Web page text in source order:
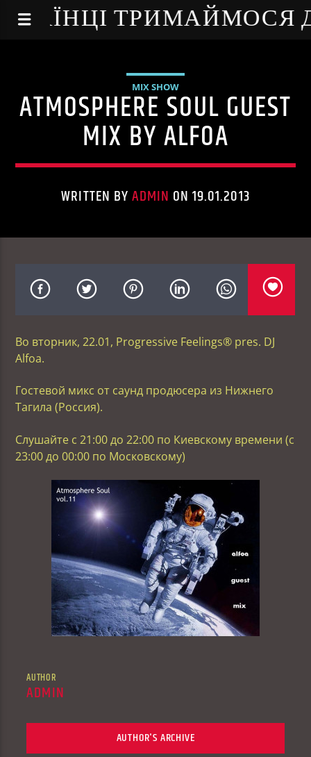
- УКРАЇНЦІ
MIX SHOW
ATMOSPHERE SOUL GUEST
MIX BY ALFOA
WRITTEN BYADMIN ON 19.01.2013
Во вторник, 22.01, Progressive Feelings® pres. DJ
Alfoa.
Гостевой микс от саунд продюсера из Нижнего
Тагила (Россия).
Слушайте с 21:00 до 22:00 по Киевскому времени (с
23:00 до 00:00 по Московскому)
AUTHOR
ADMIN
AUTHOR'S ARCHIVE